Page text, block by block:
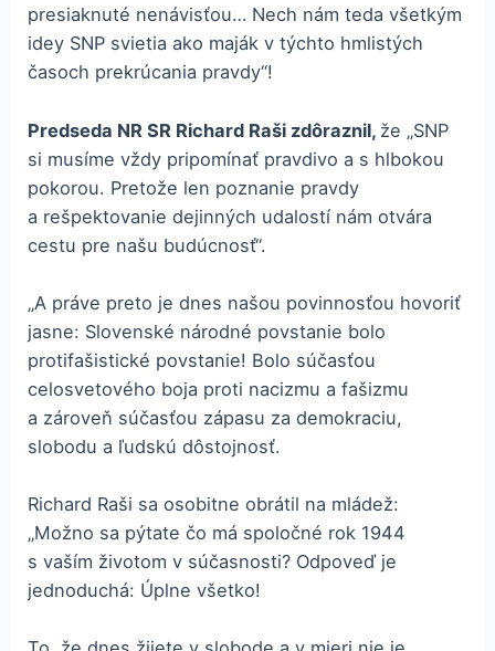
presiaknuté nenávisťou… Nech nám teda všetkým
idey SNP svietia ako maják v týchto hmlistých
časoch prekrúcania pravdy“!
Predseda NR SR Richard Raši zdôraznil, že „SNP
si musíme vždy pripomínať pravdivo a s hlbokou
pokorou. Pretože len poznanie pravdy
a rešpektovanie dejinných udalostí nám otvára
cestu pre našu budúcnosť“.
„A práve preto je dnes našou povinnosťou hovoriť
jasne: Slovenské národné povstanie bolo
protifašistické povstanie! Bolo súčasťou
celosvetového boja proti nacizmu a fašizmu
a zároveň súčasťou zápasu za demokraciu,
slobodu a ľudskú dôstojnosť.
Richard Raši sa osobitne obrátil na mládež:
„Možno sa pýtate čo má spoločné rok 1944
s vaším životom v súčasnosti? Odpoveď je
jednoduchá: Úplne všetko!